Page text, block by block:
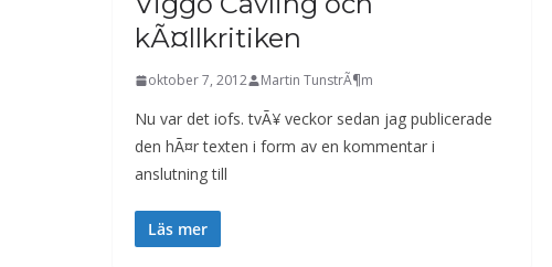
kÃ¤llkritiken
oktober 7, 2012 Martin TunstrÃ¶m
Nu var det iofs. tvÃ¥ veckor sedan jag publicerade
den hÃ¤r texten i form av en kommentar i
anslutning till
Läs mer